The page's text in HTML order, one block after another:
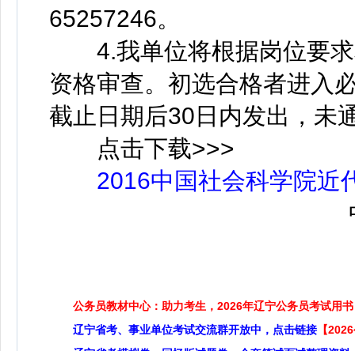
65257246。
4.我单位将根据岗位要求
资格审查。初选合格者进入
截止日期后30日内发出，未
点击下载>>>
2016中国社会科学院近
中
公务员教材中心：助力考生，2026年辽宁公务员考试用书
辽宁省考、事业单位考试交流群开放中，点击链接 【